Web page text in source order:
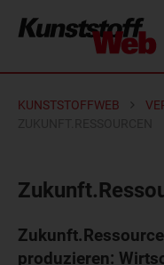
KUNSTSTOFFWEB
produzieren: